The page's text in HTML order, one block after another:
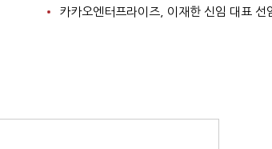
카카오엔터프라이즈, 이재한 신임 대표 선